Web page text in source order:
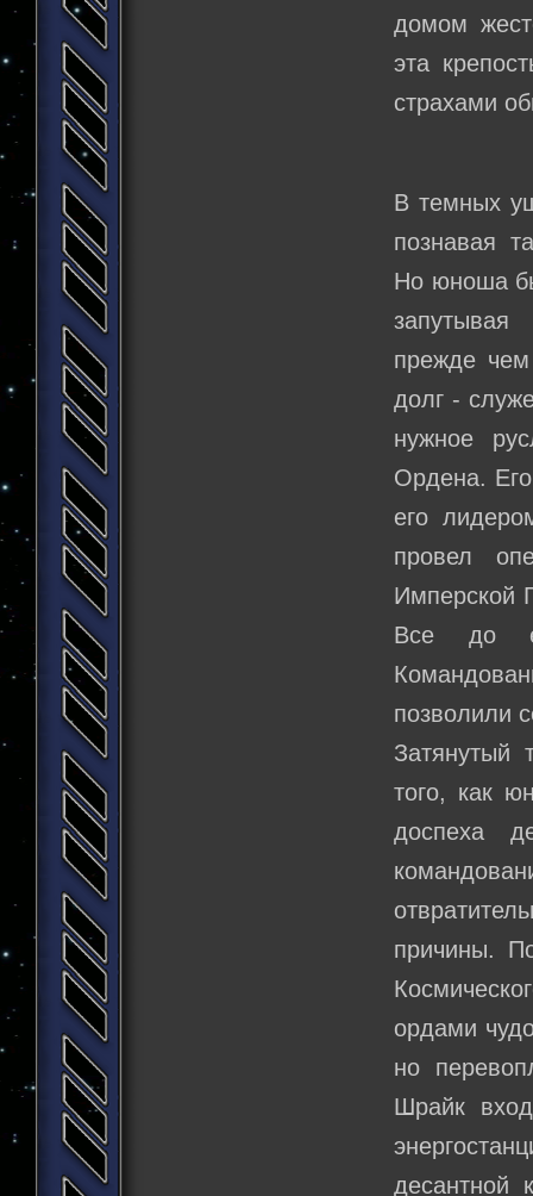
домом
эта
страхами
В темных
познавая
Но юноша
прежде
долг -
нужное
Ордена.
его
провел
Имперской
Все до
позволили
Затянутый
того, как
доспеха
причины.
ордами
но
Шрайк
десантной